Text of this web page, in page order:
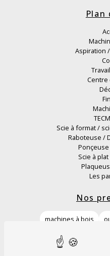
Plan
Aspiration
Centre
Scie à format /
Raboteuse /
Scie à
Les
Nos
machines à bois
vente machines
machines